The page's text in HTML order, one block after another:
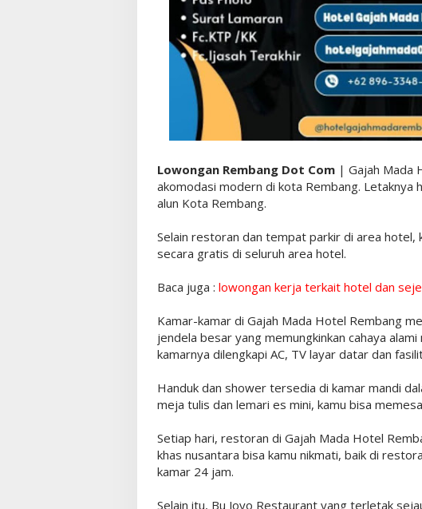
Lowongan Rembang Dot Com | Gajah Mada
akomodasi modern di kota Rembang. Letaknya
alun Kota Rembang.
Selain restoran dan tempat parkir di area hotel,
secara gratis di seluruh area hotel.
Baca juga : lowongan kerja terkait hotel dan
Kamar-kamar di Gajah Mada Hotel Rembang
jendela besar yang memungkinkan cahaya
kamarnya dilengkapi AC, TV layar datar dan
Handuk dan shower tersedia di kamar mandi
meja tulis dan lemari es mini, kamu bisa
Setiap hari, restoran di Gajah Mada Hotel
khas nusantara bisa kamu nikmati, baik di
kamar 24 jam.
Selain itu, Bu Joyo Restaurant yang terletak